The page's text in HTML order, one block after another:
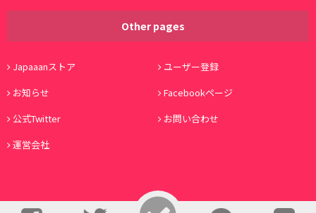
Other pages
Japaaanストア
ユーザー登録
お知らせ
Facebookページ
公式Twitter
お問い合わせ
運営会社